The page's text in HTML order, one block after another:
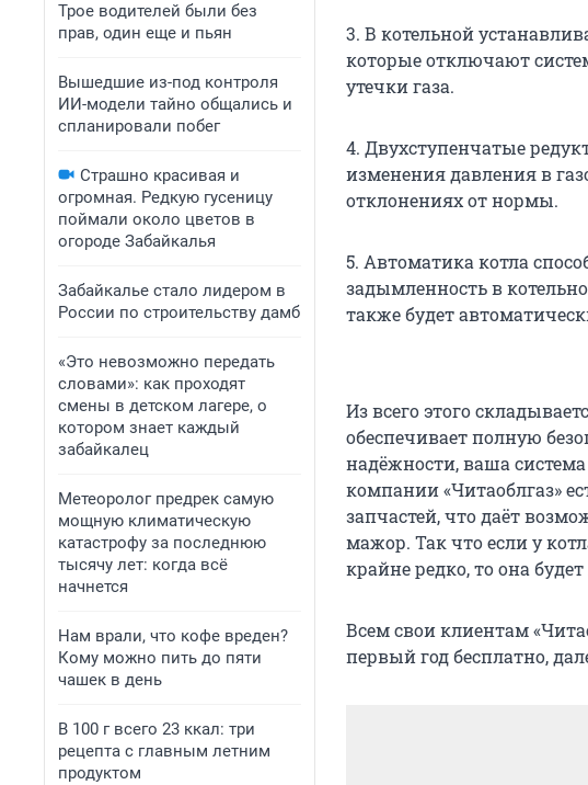
Трое водителей были без
прав, один еще и пьян
Вышедшие из-под контроля
ИИ-модели тайно общались и
спланировали побег
Страшно красивая и
огромная. Редкую гусеницу
поймали около цветов в
огороде Забайкалья
Забайкалье стало лидером в
России по строительству дамб
«Это невозможно передать
словами»: как проходят
смены в детском лагере, о
котором знает каждый
забайкалец
Метеоролог предрек самую
мощную климатическую
катастрофу за последнюю
тысячу лет: когда всё
начнется
Нам врали, что кофе вреден?
Кому можно пить до пяти
чашек в день
В 100 г всего 23 ккал: три
рецепта с главным летним
продуктом
3. В котельной
которые отключают
утечки газа.
4. Двухступенчатые
изменения давления в
отклонениях от нормы.
5. Автоматика котла
задымленность в
также будет
Из всего этого
обеспечивает полную
надёжности, ваша
компании «Читаоблгаз»
запчастей, что даёт
мажор. Так что если у
крайне редко, то она
Всем свои клиентам
первый год бесплатно,